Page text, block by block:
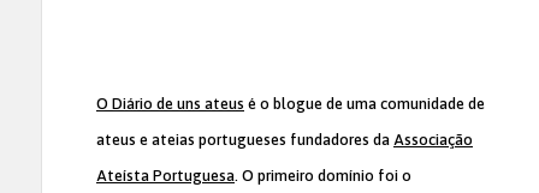
O Diário de uns ateus é o blogue de uma comunidade de
ateus e ateias portugueses fundadores da Associação
Ateísta Portuguesa. O primeiro domínio foi o